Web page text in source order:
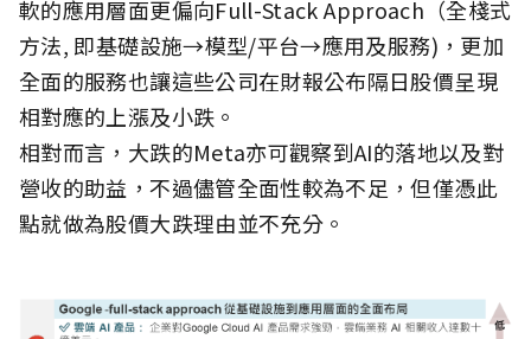
軟的應用層面更偏向Full-Stack Approach（全棧式
方法, 即基礎設施→模型/平台→應用及服務)，更加
全面的服務也讓這些公司在財報公布隔日股價呈現
相對應的上漲及小跌。
相對而言，大跌的Meta亦可觀察到AI的落地以及對
營收的助益，不過儘管全面性較為不足，但僅憑此
點就做為股價大跌理由並不充分。